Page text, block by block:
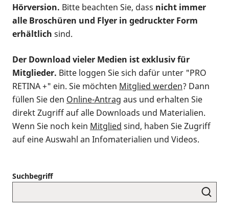
Hörversion. Bitte beachten Sie, dass nicht immer
alle Broschüren und Flyer in gedruckter Form
erhältlich sind.
Der Download vieler Medien ist exklusiv für
Mitglieder. Bitte loggen Sie sich dafür unter "PRO
RETINA +" ein. Sie möchten Mitglied werden? Dann
füllen Sie den Online-Antrag aus und erhalten Sie
direkt Zugriff auf alle Downloads und Materialien.
Wenn Sie noch kein Mitglied sind, haben Sie Zugriff
auf eine Auswahl an Infomaterialien und Videos.
Suchbegriff